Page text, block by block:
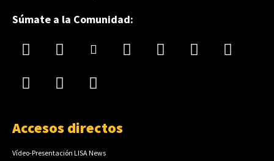
Súmate a la Comunidad:
Accesos directos
Vídeo-Presentación LISA News